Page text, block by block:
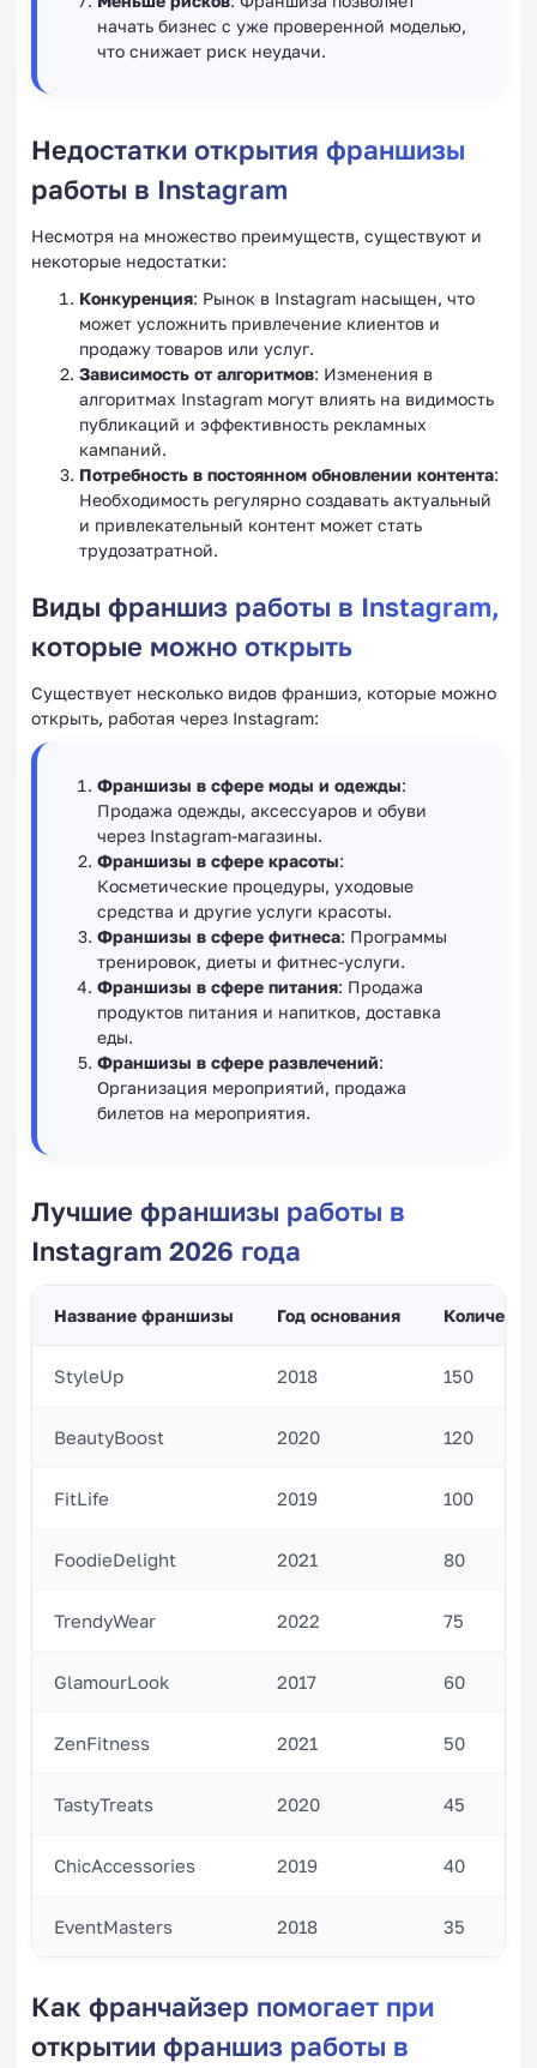
начать бизнес с уже проверенной моделью,
что снижает риск неудачи.
Недостатки открытия франшизы
работы в Instagram
Несмотря на множество преимуществ, существуют и
некоторые недостатки:
Конкуренция: Рынок в Instagram насыщен, что
может усложнить привлечение клиентов и
продажу товаров или услуг.
Зависимость от алгоритмов: Изменения в
алгоритмах Instagram могут влиять на видимость
публикаций и эффективность рекламных
кампаний.
Потребность в постоянном обновлении контента:
Необходимость регулярно создавать актуальный
и привлекательный контент может стать
трудозатратной.
Виды франшиз работы в Instagram,
которые можно открыть
Существует несколько видов франшиз, которые можно
открыть, работая через Instagram:
Франшизы в сфере моды и одежды:
Продажа одежды, аксессуаров и обуви
через Instagram-магазины.
Франшизы в сфере красоты:
Косметические процедуры, уходовые
средства и другие услуги красоты.
Франшизы в сфере фитнеса: Программы
тренировок, диеты и фитнес-услуги.
Франшизы в сфере питания: Продажа
продуктов питания и напитков, доставка
еды.
Франшизы в сфере развлечений:
Организация мероприятий, продажа
билетов на мероприятия.
Лучшие франшизы работы в
Instagram 2026 года
Название франшизы Год основания
StyleUp 2018 150
BeautyBoost 2020 120
FitLife 2019 100
FoodieDelight 2021 80
TrendyWear 2022 75
GlamourLook 2017 60
ZenFitness 2021 50
TastyTreats 2020 45
ChicAccessories 2019 40
EventMasters 2018 35
Как франчайзер помогает при
открытии франшиз работы в